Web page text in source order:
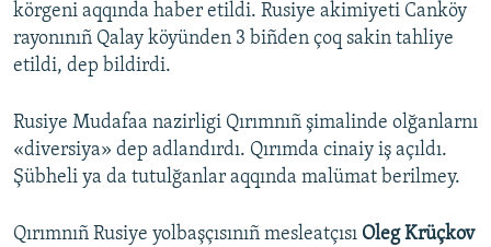
körgeni aqqında haber etildi. Rusiye akimiyeti Canköy
rayonınıñ Qalay köyünden 3 biñden çoq sakin tahliye
etildi, dep bildirdi.
Rusiye Mudafaa nazirligi Qırımnıñ şimalinde olğanlarnı
«diversiya» dep adlandırdı. Qırımda cinaiy iş açıldı.
Şübheli ya da tutulğanlar aqqında malümat berilmey.
Qırımnıñ Rusiye yolbaşçısınıñ mesleatçısı Oleg Krüçkov